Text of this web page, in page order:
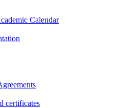
Calendar
certificates